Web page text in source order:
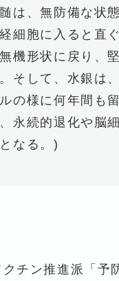
は、無防備な状
細胞に入ると直
機形状に戻り、
そして、水銀は
の様に何年間も留
永続的退化や脳
なる。)
チン推進派「予